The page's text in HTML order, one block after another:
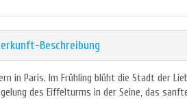
Beschreibung
in Paris. Im Frühling blüht die Stadt der
des Eiffelturms in der Seine, das